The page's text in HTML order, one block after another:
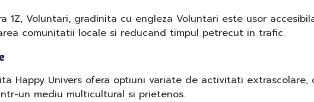
1Z, Voluntari, gradinita cu engleza Voluntari este usor
comunitatii locale si reducand timpul petrecut in trafic.
Happy Univers ofera optiuni variate de activitati
un mediu multicultural si prietenos.